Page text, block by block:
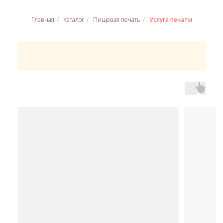
Главная / Каталог / Пищевая печать / Услуга печати